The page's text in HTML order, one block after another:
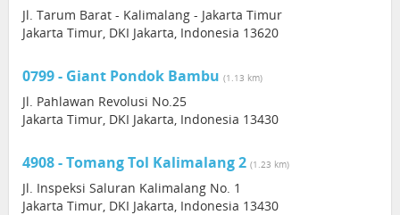
Jl. Tarum Barat - Kalimalang - Jakarta Timur
Jakarta Timur, DKI Jakarta, Indonesia 13620
0799 - Giant Pondok Bambu (1.13 km)
Jl. Pahlawan Revolusi No.25
Jakarta Timur, DKI Jakarta, Indonesia 13430
4908 - Tomang Tol Kalimalang 2 (1.23 km)
Jl. Inspeksi Saluran Kalimalang No. 1
Jakarta Timur, DKI Jakarta, Indonesia 13430